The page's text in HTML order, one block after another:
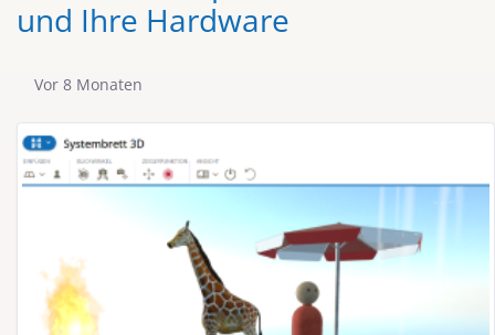
und Ihre Hardware
Publikationsdatum
Vor 8 Monaten